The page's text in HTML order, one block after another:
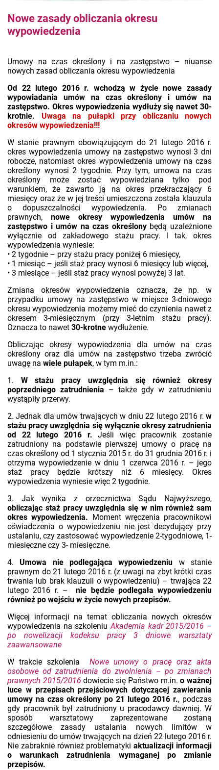
Nowe zasady obliczania okresu
wypowiedzenia
Umowy na czas określony i na zastępstwo – niuanse
nowych zasad obliczania okresu wypowiedzenia
Od 22 lutego 2016 r. wchodzą w życie nowe zasady
wypowiadania umów na czas określony i umów na
zastępstwo. Okres wypowiedzenia wydłuży się nawet 30-
krotnie. Uwaga na pułapki przy obliczaniu nowych
okresów wypowiedzenia!!!
W stanie prawnym obowiązującym do 21 lutego 2016 r.
okres wypowiedzenia umowy na zastępstwo wynosi 3 dni
robocze, natomiast okres wypowiedzenia umowy na czas
określony wynosi 2 tygodnie. Przy tym, umowa na czas
określony może zostać wypowiedziana tylko pod
warunkiem, że zawarto ją na okres przekraczający 6
miesięcy oraz że w jej treści umieszczona została klauzula
o dopuszczalności wypowiedzenia. Po zmianach
prawnych, nowe okresy wypowiedzenia umów na
zastępstwo i umów na czas określonybędą uzależnione
wyłącznie od zakładowego stażu pracy. I tak, okres
wypowiedzenia wyniesie:
• 2 tygodnie – przy stażu pracy poniżej 6 miesięcy,
• 1 miesiąc – jeśli staż pracy wynosi 6 miesięcy lub więcej,
• 3 miesiące – jeśli staż pracy wynosi powyżej 3 lat.
Zmiana okresów wypowiedzenia oznacza, że np. w
przypadku umowy na zastępstwo w miejsce 3-dniowego
okresu wypowiedzenia możemy mieć do czynienia nawet z
okresem 3-miesięcznym (przy 3-letnim stażu pracy).
Oznacza to nawet 30-krotne wydłużenie.
Obliczając okresy wypowiedzenia dla umów na czas
określony oraz dla umów na zastępstwo trzeba zwrócić
uwagę na wiele pułapek, w tym m.in.:
1. W stażu pracy uwzględnia się również okresy
poprzedniego zatrudnienia – także gdy w zatrudnieniu
wystąpiły przerwy.
2. Jednak dla umów trwających w dniu 22 lutego 2016 r. w
stażu pracy uwzględnia się wyłącznie okresy zatrudnienia
od 22 lutego 2016 r. Jeśli więc pracownik zostanie
zatrudniony na podstawie pierwszej umowy o pracę na
czas określony od 1 stycznia 2015 r. do 31 grudnia 2016 r. i
otrzyma wypowiedzenie w dniu 1 czerwca 2016 r. – jego
staż pracy będzie krótszy niż 6 miesięcy. Okres
wypowiedzenia wyniesie więc 2 tygodnie.
3. Jak wynika z orzecznictwa Sądu Najwyższego,
obliczając staż pracy uwzględnia się w nim również sam
okres wypowiedzenia. Moment wręczenia pracownikowi
oświadczenia o wypowiedzeniu nie jest decydujący przy
ustalaniu, czy zastosować wypowiedzenie 2-tygodniowe, 1-
miesięczne czy 3- miesięczne.
4.Umowa nie podlegająca wypowiedzeniu w stanie
prawnym do 21 lutego 2016 r. (z uwagi na zbyt krótki czas
trwania lub brak klauzuli o wypowiedzeniu) – trwająca 22
lutego 2016 r. –nie będzie podlegała wypowiedzeniu
również po wejściu w życie nowych przepisów.
Więcej informacji na temat obliczania nowych okresów
wypowiedzenia na szkoleniuAkademia kadr 2015/2016 –
po nowelizacji kodeksu pracy 3 dniowe warsztaty
zaawansowane
W trakcie szkolenia Nowe umowy o pracę oraz akta
osobowe od zatrudnienia do zwolnienia – po zmianach
prawnych 2015/2016 dowiecie się Państwo m.in.o ważnej
luce w przepisach przejściowych dotyczącej zawierania
umowy na czas określony po 21 lutego 2016 r., podczas
gdy pracownik był zatrudniony u pracodawcy dawniej. W
sposób warsztatowy zaprezentowane zostaną
szczegółowe zasady ustalania nowych limitów w
odniesieniu do umów trwających na dzień 22 lutego 2016 r.
Nie zabraknie również problematykiaktualizacji informacji
o warunkach zatrudnienia wymaganej po zmianie
przepisów.